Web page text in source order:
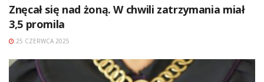
Znęcał się nad żoną. W chwili zatrzymania miał
3,5 promila
25 CZERWCA 2025